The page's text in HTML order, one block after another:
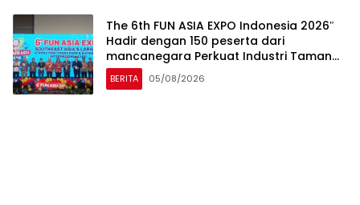
The 6th FUN ASIA EXPO Indonesia 2026″
Hadir dengan 150 peserta dari
mancanegara Perkuat Industri Taman
Rekreasi dan Ekosistem Pariwisata di
Tanah Air
BERITA 05/08/2026